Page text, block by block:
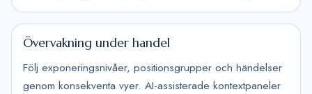
Övervakning under handel
Följ exponeringsnivåer, positionsgrupper och händelser
genom konsekventa vyer. AI-assisterade kontextpaneler